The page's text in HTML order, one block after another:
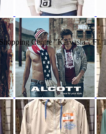
Centre "Karvasla", Fl. 1